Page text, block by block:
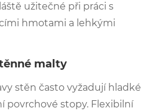
užitečné při práci s
hmotami a lehkými
malty
stěn často vyžadují hladké
povrchové stopy. Flexibilní